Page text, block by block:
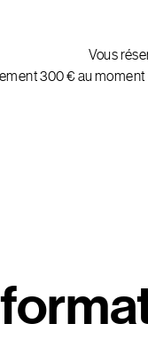
Vous
300 € au